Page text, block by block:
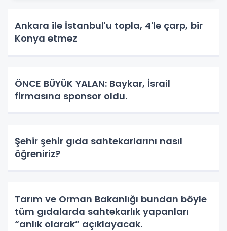
Ankara ile İstanbul'u topla, 4'le çarp, bir
Konya etmez
ÖNCE BÜYÜK YALAN: Baykar, İsrail
firmasına sponsor oldu.
Şehir şehir gıda sahtekarlarını nasıl
öğreniriz?
Tarım ve Orman Bakanlığı bundan böyle
tüm gıdalarda sahtekarlık yapanları
“anlık olarak” açıklayacak.